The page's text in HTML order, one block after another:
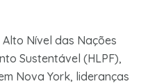
Nível das Nações
Sustentável (HLPF),
Nova York, lideranças